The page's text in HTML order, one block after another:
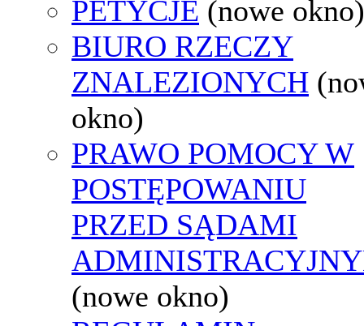
PETYCJE (nowe okno)
BIURO RZECZY
ZNALEZIONYCH
okno)
PRAWO POMOCY W
POSTĘPOWANIU
PRZED SĄDAMI
(nowe okno)